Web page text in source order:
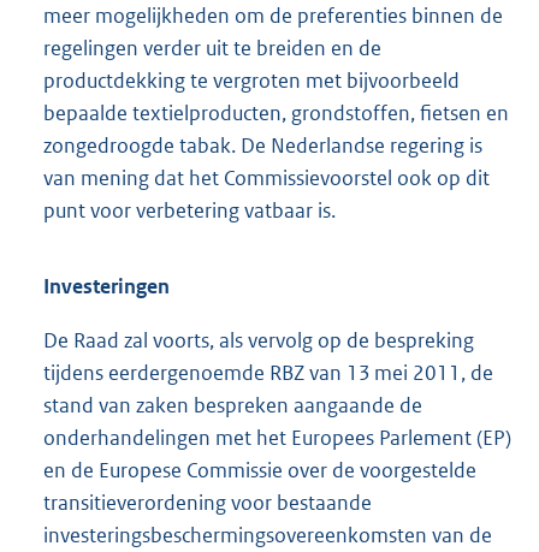
meer mogelijkheden om de preferenties binnen de
regelingen verder uit te breiden en de
productdekking te vergroten met bijvoorbeeld
bepaalde textielproducten, grondstoffen, fietsen en
zongedroogde tabak. De Nederlandse regering is
van mening dat het Commissievoorstel ook op dit
punt voor verbetering vatbaar is.
Investeringen
De Raad zal voorts, als vervolg op de bespreking
tijdens eerdergenoemde RBZ van 13 mei 2011, de
stand van zaken bespreken aangaande de
onderhandelingen met het Europees Parlement (EP)
en de Europese Commissie over de voorgestelde
transitieverordening voor bestaande
investeringsbeschermingsovereenkomsten van de